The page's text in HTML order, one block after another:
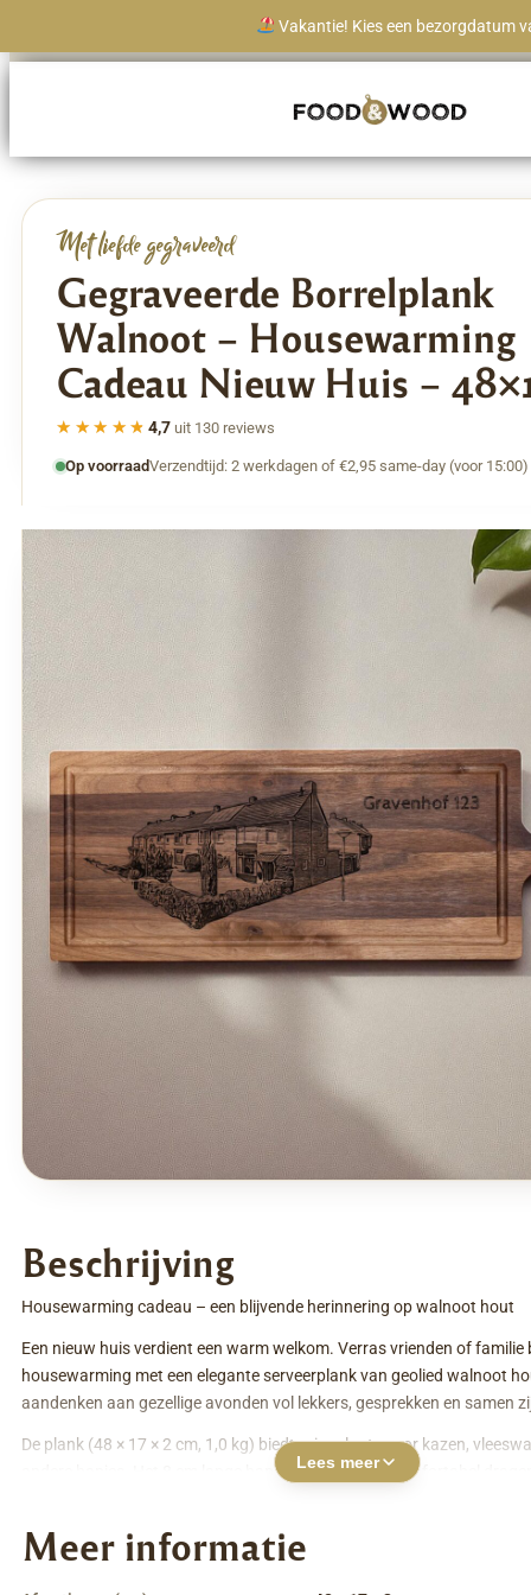
Vakantie! Kies een bezorgdatum
Met liefde gegraveerd
Gegraveerde Borrelplank
Walnoot – Housewarming
Cadeau Nieuw Huis –
★★★★★
★★★★★ 4,7 uit 130 reviews
Op voorraadVerzendtijd: 2 werkdagen of €2,95 same-day (voor 15:00)
Beschrijving
Housewarming cadeau – een blijvende herinnering op walnoot hout
Een nieuw huis verdient een warm welkom. Verras vrienden of familie
housewarming met een elegante serveerplank van geolied walnoot
aandenken aan gezellige avonden vol lekkers, gesprekken en samen
De plank (48 × 17 × 2 cm, 1,0 kg) biedt ruim plaats voor kazen,
andere hapjes. Het 8 cm lange handvat zorgt voor comfortabel
karakteristieke nerfstructuur.
Lees meer
Meer informatie